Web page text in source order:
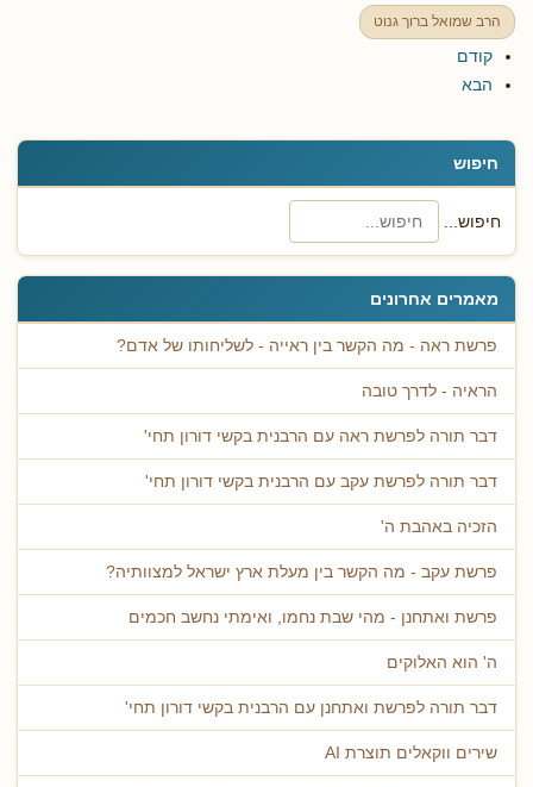
חיפוש
חיפוש...
מאמרים אחרונים
פרשת ראה - מה הקשר בין ראייה - לשליחותו של אדם?
הראיה - לדרך טובה
דבר תורה לפרשת ראה עם הרבנית בקשי דורון תחי'
דבר תורה לפרשת עקב עם הרבנית בקשי דורון תחי'
הזכיה באהבת ה'
פרשת עקב - מה הקשר בין מעלת ארץ ישראל למצוותיה?
פרשת ואתחנן - מהי שבת נחמו, ואימתי נחשב חכמים
ה' הוא האלוקים
דבר תורה לפרשת ואתחנן עם הרבנית בקשי דורון תחי'
שירים ווקאלים תוצרת AI
הרב שמואל ברוך גנוט
קודם
הבא